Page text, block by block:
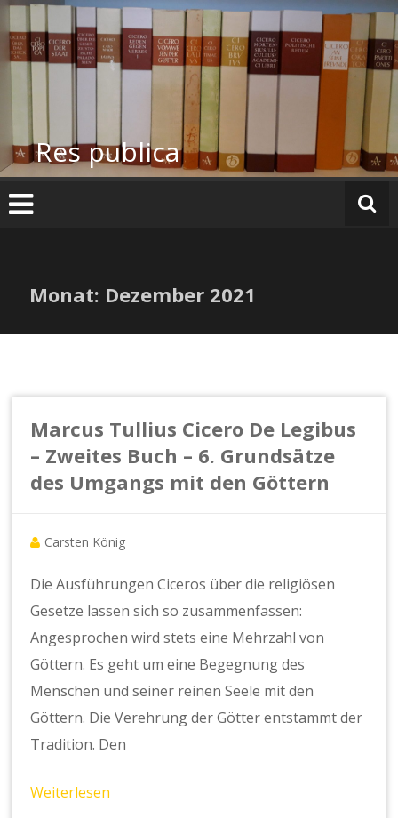
Zum
Inhalt
springen
Res publica
Monat: Dezember 2021
Marcus Tullius Cicero De Legibus
– Zweites Buch – 6. Grundsätze
des Umgangs mit den Göttern
Carsten König
Die Ausführungen Ciceros über die religiösen
Gesetze lassen sich so zusammenfassen:
Angesprochen wird stets eine Mehrzahl von
Göttern. Es geht um eine Begegnung des
Menschen und seiner reinen Seele mit den
Göttern. Die Verehrung der Götter entstammt der
Tradition. Den
Weiterlesen